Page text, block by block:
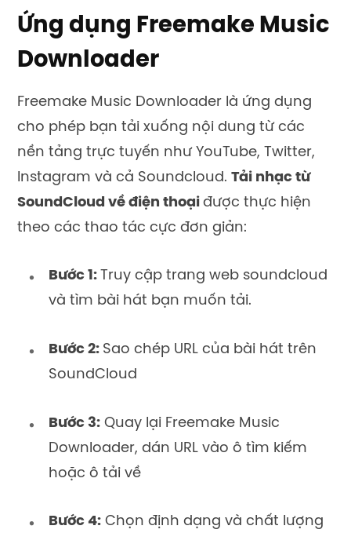
Ứng dụng Freemake Music
Downloader
Freemake Music Downloader là ứng dụng
cho phép bạn tải xuống nội dung từ các
nền tảng trực tuyến như YouTube, Twitter,
Instagram và cả Soundcloud. Tải nhạc từ
SoundCloud về điện thoại được thực hiện
theo các thao tác cực đơn giản:
Bước 1: Truy cập trang web soundcloud
và tìm bài hát bạn muốn tải.
Bước 2: Sao chép URL của bài hát trên
SoundCloud
Bước 3: Quay lại Freemake Music
Downloader, dán URL vào ô tìm kiếm
hoặc ô tải về
Bước 4: Chọn định dạng và chất lượng